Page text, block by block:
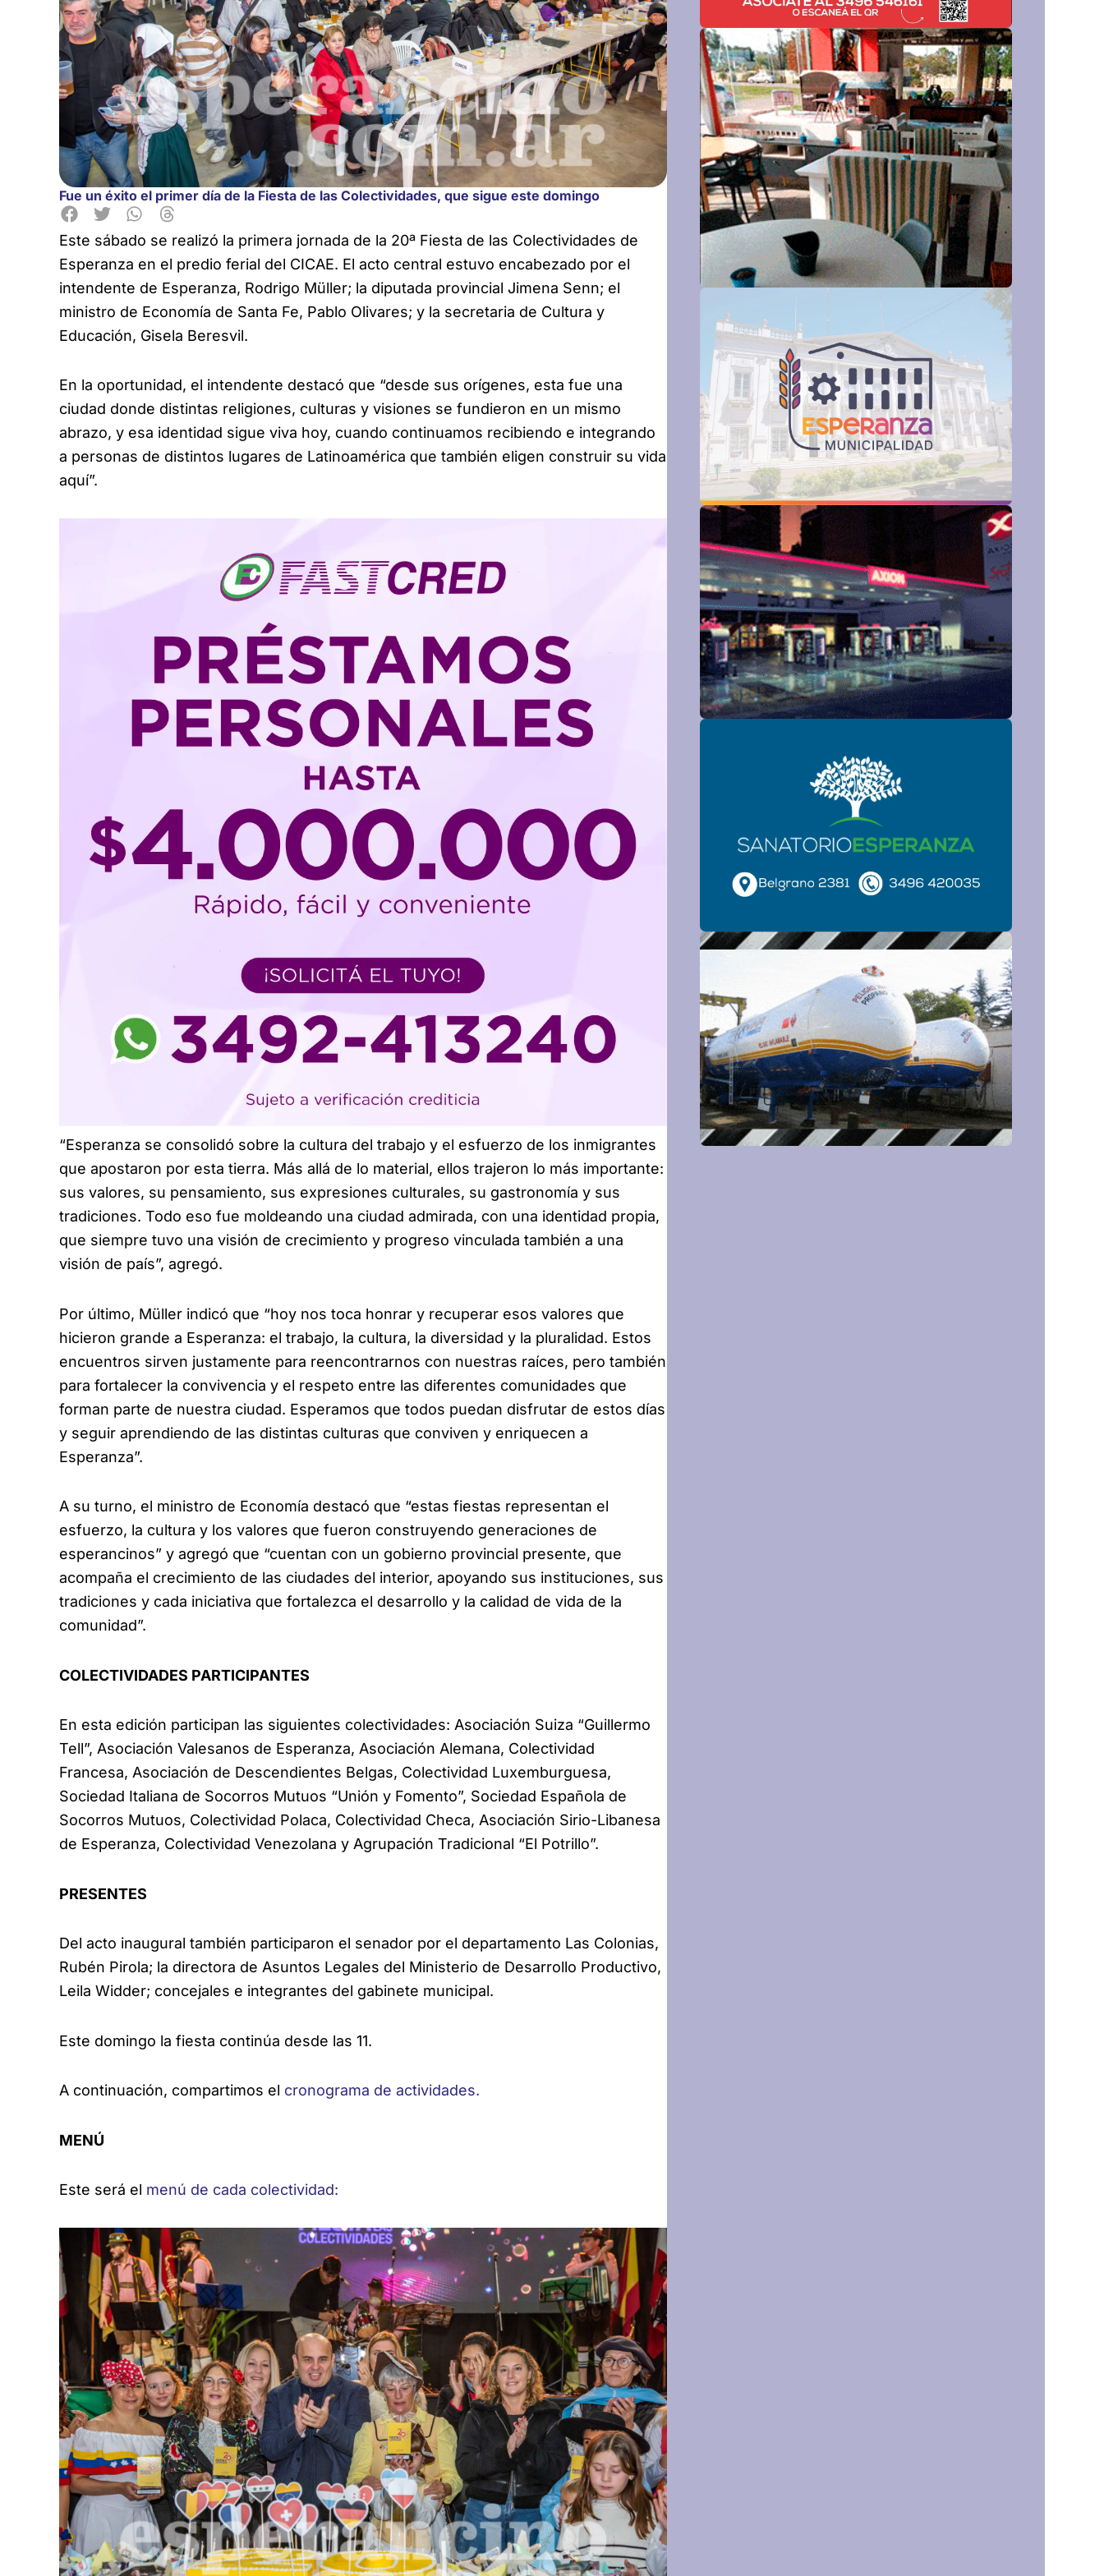
Fue un éxito el primer día de la Fiesta de las Colectividades, que sigue este domingo
Este sábado se realizó la primera jornada de la 20ª Fiesta de las Colectividades de
Esperanza en el predio ferial del CICAE. El acto central estuvo encabezado por el
intendente de Esperanza, Rodrigo Müller; la diputada provincial Jimena Senn; el
ministro de Economía de Santa Fe, Pablo Olivares; y la secretaria de Cultura y
Educación, Gisela Beresvil.
En la oportunidad, el intendente destacó que “desde sus orígenes, esta fue una
ciudad donde distintas religiones, culturas y visiones se fundieron en un mismo
abrazo, y esa identidad sigue viva hoy, cuando continuamos recibiendo e integrando
a personas de distintos lugares de Latinoamérica que también eligen construir su vida
aquí”.
“Esperanza se consolidó sobre la cultura del trabajo y el esfuerzo de los inmigrantes
que apostaron por esta tierra. Más allá de lo material, ellos trajeron lo más importante:
sus valores, su pensamiento, sus expresiones culturales, su gastronomía y sus
tradiciones. Todo eso fue moldeando una ciudad admirada, con una identidad propia,
que siempre tuvo una visión de crecimiento y progreso vinculada también a una
visión de país”, agregó.
Por último, Müller indicó que “hoy nos toca honrar y recuperar esos valores que
hicieron grande a Esperanza: el trabajo, la cultura, la diversidad y la pluralidad. Estos
encuentros sirven justamente para reencontrarnos con nuestras raíces, pero también
para fortalecer la convivencia y el respeto entre las diferentes comunidades que
forman parte de nuestra ciudad. Esperamos que todos puedan disfrutar de estos días
y seguir aprendiendo de las distintas culturas que conviven y enriquecen a
Esperanza”.
A su turno, el ministro de Economía destacó que “estas fiestas representan el
esfuerzo, la cultura y los valores que fueron construyendo generaciones de
esperancinos” y agregó que “cuentan con un gobierno provincial presente, que
acompaña el crecimiento de las ciudades del interior, apoyando sus instituciones, sus
tradiciones y cada iniciativa que fortalezca el desarrollo y la calidad de vida de la
comunidad”.
COLECTIVIDADES PARTICIPANTES
En esta edición participan las siguientes colectividades: Asociación Suiza “Guillermo
Tell”, Asociación Valesanos de Esperanza, Asociación Alemana, Colectividad
Francesa, Asociación de Descendientes Belgas, Colectividad Luxemburguesa,
Sociedad Italiana de Socorros Mutuos “Unión y Fomento”, Sociedad Española de
Socorros Mutuos, Colectividad Polaca, Colectividad Checa, Asociación Sirio-Libanesa
de Esperanza, Colectividad Venezolana y Agrupación Tradicional “El Potrillo”.
PRESENTES
Del acto inaugural también participaron el senador por el departamento Las Colonias,
Rubén Pirola; la directora de Asuntos Legales del Ministerio de Desarrollo Productivo,
Leila Widder; concejales e integrantes del gabinete municipal.
Este domingo la fiesta continúa desde las 11.
A continuación, compartimos el cronograma de actividades.
MENÚ
Este será el menú de cada colectividad: